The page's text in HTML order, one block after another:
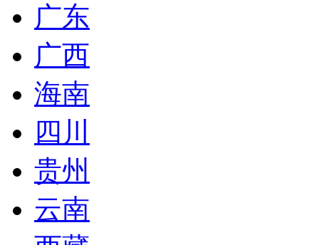
广东
广西
海南
四川
贵州
云南